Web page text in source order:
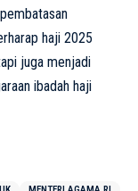
haji 2025
juga menjadi
ibadah haji